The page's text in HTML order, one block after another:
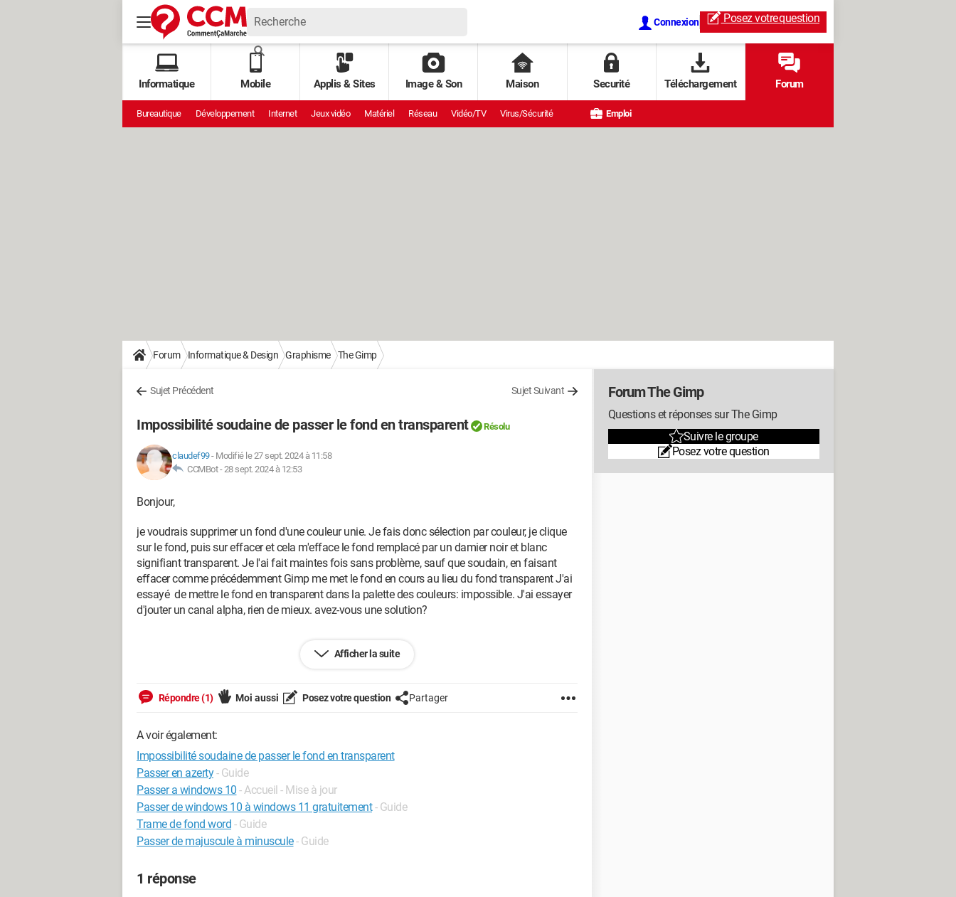
Connexion Posez votrequestion
Informatique Mobile Applis & Sites Image & Son Maison Securité Téléchargement Forum
Bureautique Développement Internet Jeux vidéo Matériel Réseau Vidéo/TV Virus/Sécurité Emploi
Forum Informatique & Design Graphisme The Gimp
Sujet Précédent Sujet Suivant
Impossibilité soudaine de passer le fond en transparent Résolu
claudef99- Modifié le 27 sept. 2024 à 11:58
CCMBot -28 sept. 2024 à 12:53
Bonjour,
je voudrais supprimer un fond d'une couleur unie. Je fais donc sélection par couleur, je clique
sur le fond, puis sur effacer et cela m'efface le fond remplacé par un damier noir et blanc
signifiant transparent. Je l'ai fait maintes fois sans problème, sauf que soudain, en faisant
effacer comme précédemment Gimp me met le fond en cours au lieu du fond transparent J'ai
essayé de mettre le fond en transparent dans la palette des couleurs: impossible. J'ai essayer
d'jouter un canal alpha, rien de mieux. avez-vous une solution?
Afficher la suite
Répondre (1) Moi aussi Posez votre question Partager
A voir également:
Impossibilité soudaine de passer le fond en transparent
Passer en azerty - Guide
Passer a windows 10 - Accueil - Mise à jour
Passer de windows 10 à windows 11 gratuitement - Guide
Trame de fond word - Guide
Passer de majuscule à minuscule- Guide
1 réponse
Forum The Gimp
Questions et réponses sur The Gimp
Suivre le groupe
Posez votre question